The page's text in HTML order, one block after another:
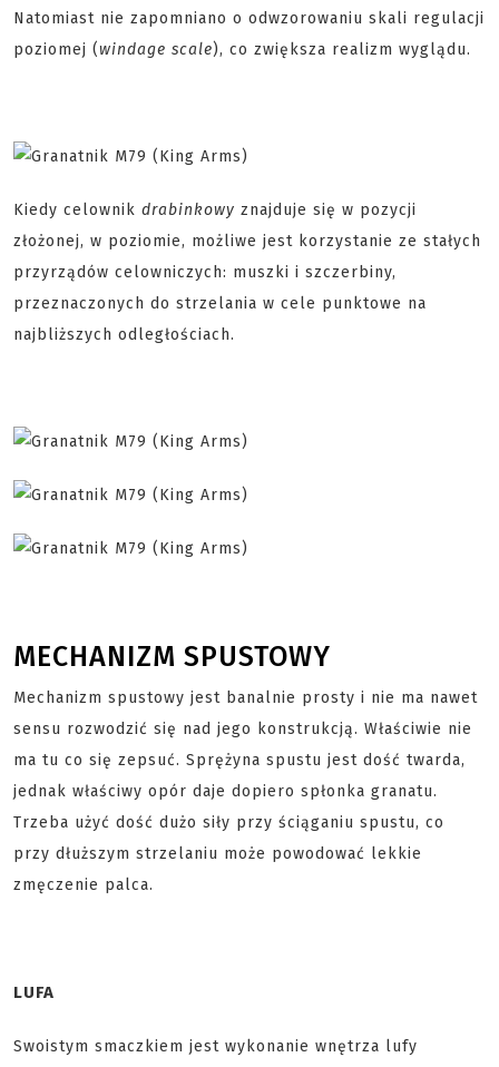
Natomiast nie zapomniano o odwzorowaniu skali regulacji
poziomej (windage scale), co zwiększa realizm wyglądu.
Kiedy celownik drabinkowy znajduje się w pozycji
złożonej, w poziomie, możliwe jest korzystanie ze stałych
przyrządów celowniczych: muszki i szczerbiny,
przeznaczonych do strzelania w cele punktowe na
najbliższych odległościach.
MECHANIZM SPUSTOWY
Mechanizm spustowy jest banalnie prosty i nie ma nawet
sensu rozwodzić się nad jego konstrukcją. Właściwie nie
ma tu co się zepsuć. Sprężyna spustu jest dość twarda,
jednak właściwy opór daje dopiero spłonka granatu.
Trzeba użyć dość dużo siły przy ściąganiu spustu, co
przy dłuższym strzelaniu może powodować lekkie
zmęczenie palca.
LUFA
Swoistym smaczkiem jest wykonanie wnętrza lufy